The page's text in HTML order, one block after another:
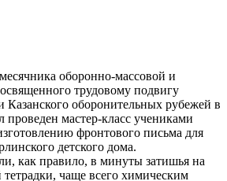
оборонно-массовой и
трудовому подвигу
Казанского оборонительных рубежей в
мастер-класс учениками
фронтового письма для
детского дома.
как правило, в минуты затишья на
чаще всего химическим